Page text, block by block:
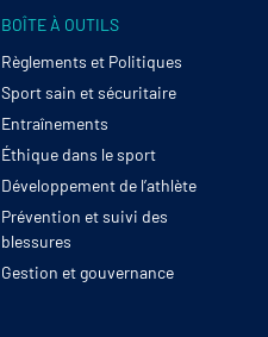
BOÎTE À OUTILS
Règlements et Politiques
Sport sain et sécuritaire
Entraînements
Éthique dans le sport
Développement de l’athlète
Prévention et suivi des
blessures
Gestion et gouvernance